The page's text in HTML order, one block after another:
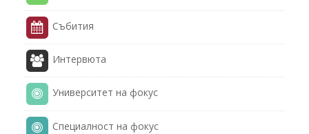
Събития
Интервюта
Университет на фокус
Специалност на фокус